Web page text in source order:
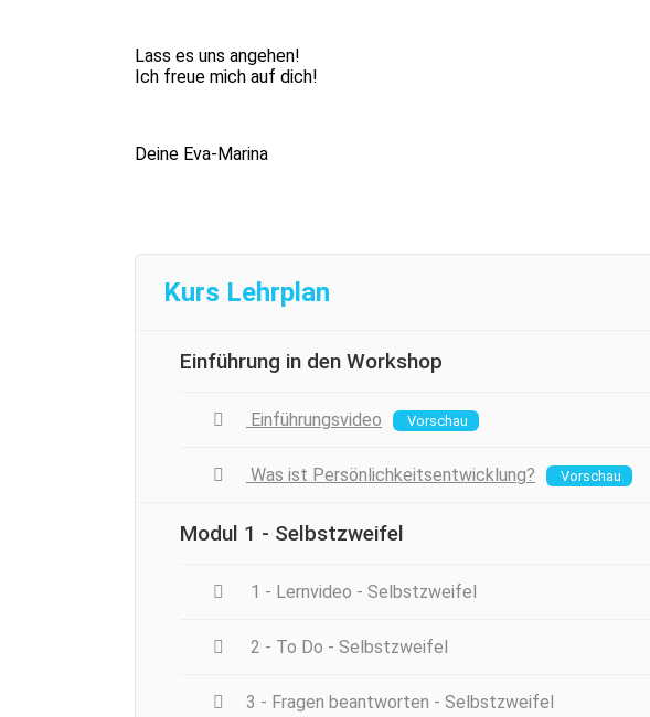
Lass es uns angehen!
Ich freue mich auf dich!
Deine Eva-Marina
Kurs Lehrplan
Einführung in den Workshop
Einführungsvideo Vorschau
Was ist Persönlichkeitsentwicklung? Vorschau
Modul 1 - Selbstzweifel
1 - Lernvideo - Selbstzweifel
2 - To Do - Selbstzweifel
3 - Fragen beantworten - Selbstzweifel